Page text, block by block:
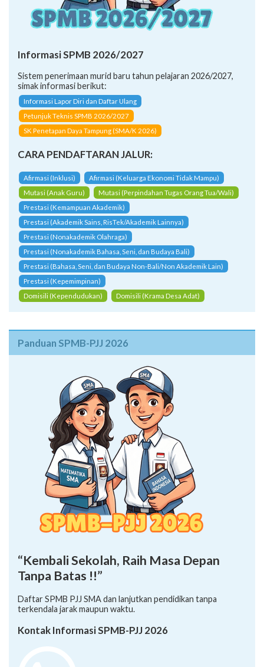
Informasi SPMB 2026/2027
Sistem penerimaan murid baru tahun pelajaran 2026/2027,
simak informasi berikut:
Informasi Lapor Diri dan Daftar Ulang
Petunjuk Teknis SPMB 2026/2027
SK Penetapan Daya Tampung (SMA/K 2026)
CARA PENDAFTARAN JALUR:
Afirmasi (Inklusi)
Afirmasi (Keluarga Ekonomi Tidak Mampu)
Mutasi (Anak Guru)
Mutasi (Perpindahan Tugas Orang Tua/Wali)
Prestasi (Kemampuan Akademik)
Prestasi (Akademik Sains, RisTek/Akademik Lainnya)
Prestasi (Nonakademik Olahraga)
Prestasi (Nonakademik Bahasa, Seni, dan Budaya Bali)
Prestasi (Bahasa, Seni, dan Budaya Non-Bali/Non Akademik Lain)
Prestasi (Kepemimpinan)
Domisili (Kependudukan)
Domisili (Krama Desa Adat)
Panduan SPMB-PJJ 2026
“Kembali Sekolah, Raih Masa Depan
Tanpa Batas !!”
Daftar SPMB PJJ SMA dan lanjutkan pendidikan tanpa
terkendala jarak maupun waktu.
Kontak Informasi SPMB-PJJ 2026